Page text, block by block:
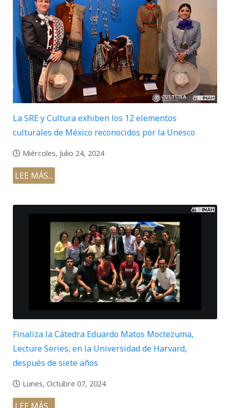
La SRE y Cultura exhiben los 12 elementos
culturales de México reconocidos por la Unesco
Miércoles, Julio 24, 2024
LEE MÁS...
Finaliza la Cátedra Eduardo Matos Moctezuma,
Lecture Series, en la Universidad de Harvard,
después de siete años
Lunes, Octubre 07, 2024